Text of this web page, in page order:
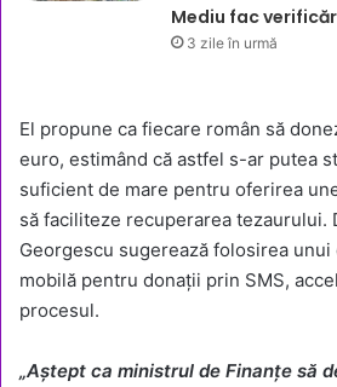
Mediu fac
3 zile în urmă
El propune ca fiecare român să
euro, estimând că astfel s-ar putea
suficient de mare pentru oferirea
să faciliteze recuperarea tezaurului.
Georgescu sugerează folosirea
mobilă pentru donații prin SMS,
procesul.
„Aștept ca ministrul de Finanțe să